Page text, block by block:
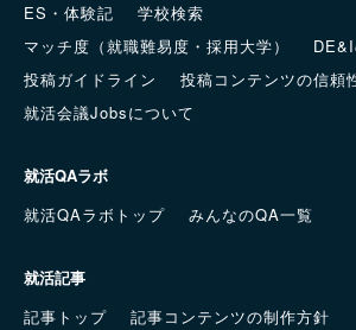
ES・体験記
学校検索
マッチ度（就職難易度・採用大学）
投稿ガイドライン
投稿コンテンツの信頼
就活会議Jobsについて
就活QAラボ
就活QAラボトップ
みんなのQA一覧
就活記事
記事トップ
記事コンテンツの制作方針